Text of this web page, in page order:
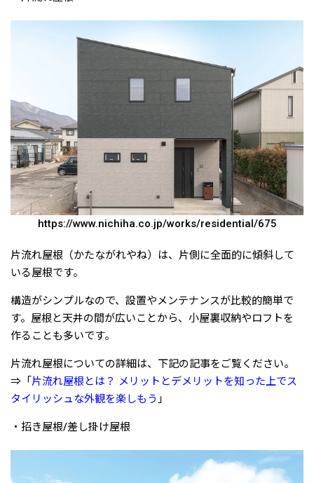
https://www.nichiha.co.jp/works/residential/675
片流れ屋根（かたながれやね）は、片側に全面的に傾斜して
いる屋根です。
構造がシンプルなので、設置やメンテナンスが比較的簡単で
す。屋根と天井の間が広いことから、小屋裏収納やロフトを
作ることも多いです。
片流れ屋根についての詳細は、下記の記事をご覧ください。
⇒「 片流れ屋根とは？ メリットとデメリットを知った上でス
タイリッシュな外観を楽しもう 」
・招き屋根/差し掛け屋根